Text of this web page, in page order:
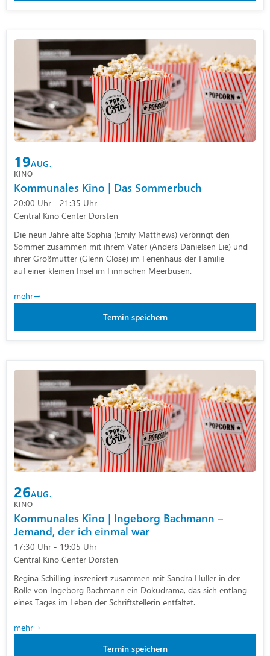
19AUG.
KINO
Kommunales Kino | Das Sommerbuch
20:00 Uhr - 21:35 Uhr
Central Kino Center Dorsten
Die neun Jahre alte Sophia (Emily Matthews) verbringt den
Sommer zusammen mit ihrem Vater (Anders Danielsen Lie) und
ihrer Großmutter (Glenn Close) im Ferienhaus der Familie
auf einer kleinen Insel im Finnischen Meerbusen.
mehr
Termin speichern
26AUG.
KINO
Kommunales Kino | Ingeborg Bachmann –
Jemand, der ich einmal war
17:30 Uhr - 19:05 Uhr
Central Kino Center Dorsten
Regina Schilling inszeniert zusammen mit Sandra Hüller in der
Rolle von Ingeborg Bachmann ein Dokudrama, das sich entlang
eines Tages im Leben der Schriftstellerin entfaltet.
mehr
Termin speichern